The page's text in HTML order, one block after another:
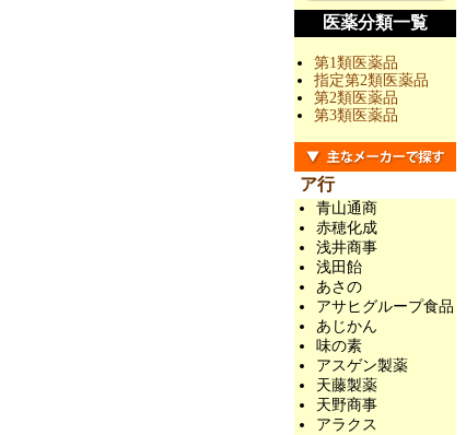
医薬分類一覧
第1類医薬品
指定第2類医薬品
第2類医薬品
第3類医薬品
ア行
青山通商
赤穂化成
浅井商事
浅田飴
あさの
アサヒグループ食品
あじかん
味の素
アスゲン製薬
天藤製薬
天野商事
アラクス